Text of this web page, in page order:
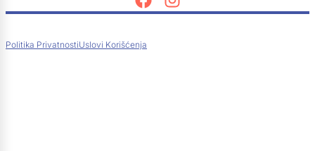
Politika PrivatnostiUslovi Korišćenja